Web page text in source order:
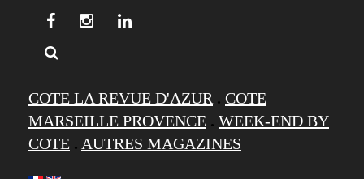
COTE LA REVUE D'AZUR . COTE
MARSEILLE PROVENCE . WEEK-END BY
COTE . AUTRES MAGAZINES